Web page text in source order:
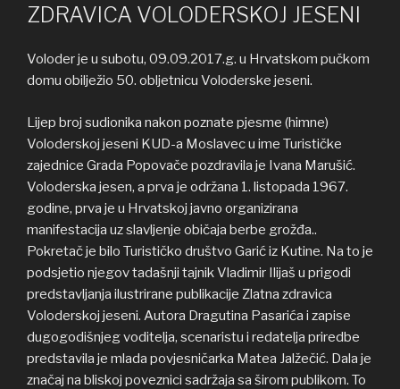
ZDRAVICA VOLODERSKOJ JESENI
Voloder je u subotu, 09.09.2017.g. u Hrvatskom pučkom
domu obilježio 50. obljetnicu Voloderske jeseni.
Lijep broj sudionika nakon poznate pjesme (himne)
Voloderskoj jeseni KUD-a Moslavec u ime Turističke
zajednice Grada Popovače pozdravila je Ivana Marušić.
Voloderska jesen, a prva je održana 1. listopada 1967.
godine, prva je u Hrvatskoj javno organizirana
manifestacija uz slavljenje običaja berbe grožđa..
Pokretač je bilo Turističko društvo Garić iz Kutine. Na to je
podsjetio njegov tadašnji tajnik Vladimir Ilijaš u prigodi
predstavljanja ilustrirane publikacije Zlatna zdravica
Voloderskoj jeseni. Autora Dragutina Pasarića i zapise
dugogodišnjeg voditelja, scenaristu i redatelja priredbe
predstavila je mlada povjesničarka Matea Jalžečić. Dala je
značaj na bliskoj poveznici sadržaja sa širom publikom. To